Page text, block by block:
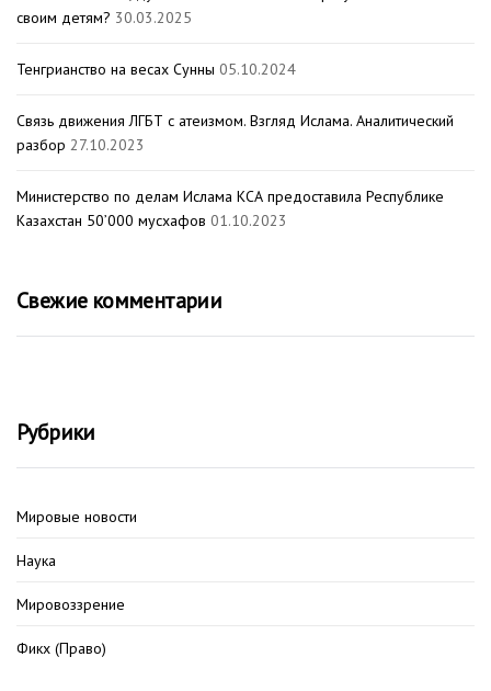
своим детям? 30.03.2025
Тенгрианство на весах Сунны 05.10.2024
Связь движения ЛГБТ с атеизмом. Взгляд Ислама. Аналитический
разбор 27.10.2023
Министерство по делам Ислама КСА предоставила Республике
Казахстан 50’000 мусхафов 01.10.2023
Свежие комментарии
Рубрики
Мировые новости
Наука
Мировоззрение
Фикх (Право)